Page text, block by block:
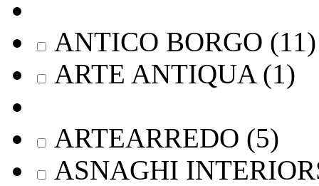
ANTICO BORGO (11)
ARTE ANTIQUA (1)
ARTEARREDO (5)
ASNAGHI